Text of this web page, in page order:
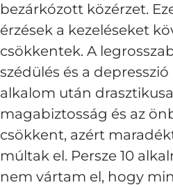
bezárkózott közérzet.
érzések a kezeléseket
csökkentek. A
szédülés és a depresszió
alkalom után
magabiztosság és az
csökkent, azért
múltak el. Persze 10
nem vártam el, hogy